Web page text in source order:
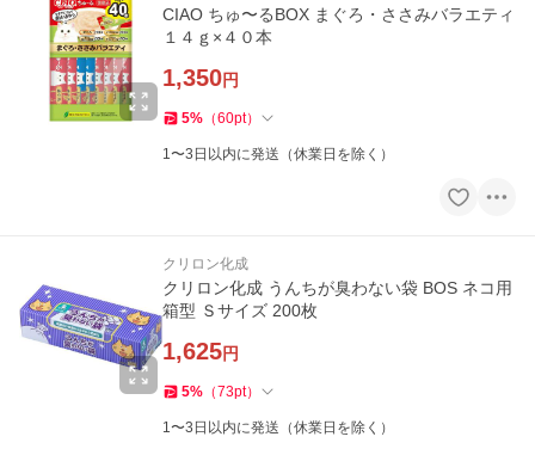
CIAO ちゅ〜るBOX まぐろ・ささみバラエティ
１４ｇ×４０本
1,350円
5% （60pt）
1〜3日以内に発送（休業日を除く）
クリロン化成
クリロン化成 うんちが臭わない袋 BOS ネコ用
箱型 Ｓサイズ 200枚
1,625円
5% （73pt）
1〜3日以内に発送（休業日を除く）